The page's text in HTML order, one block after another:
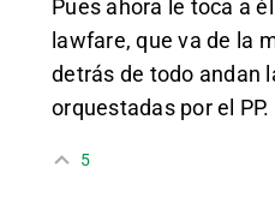
Pues ahora le toca a
lawfare, que va de la
detrás de todo andan
orquestadas por el PP.
5